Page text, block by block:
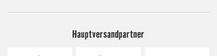
Hauptversandpartner